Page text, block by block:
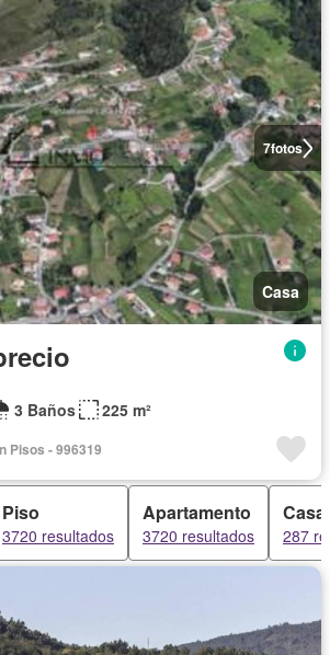
7fotos
Casa
3 Baños 225 m²
Pisos - 996319
Piso
3720 resultados
Apartamento
3720 resultados 287